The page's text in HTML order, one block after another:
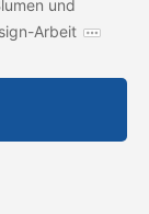
und
Arbeit